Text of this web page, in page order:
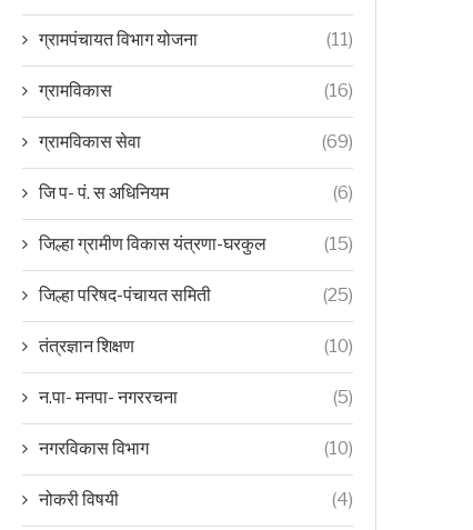
ग्रामपंचायत विभाग योजना (11)
ग्रामविकास (16)
ग्रामविकास सेवा (69)
जि प- पं. स अधिनियम (6)
जिल्हा ग्रामीण विकास यंत्रणा-घरकुल (15)
जिल्हा परिषद-पंचायत समिती (25)
तंत्रज्ञान शिक्षण (10)
न.पा- मनपा- नगररचना (5)
नगरविकास विभाग (10)
नोकरी विषयी (4)